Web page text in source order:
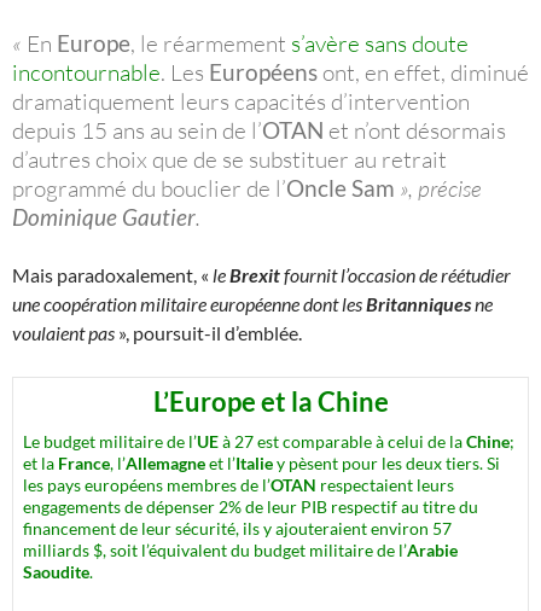
« En Europe, le réarmement s’avère sans doute
incontournable. Les Européens ont, en effet, diminué
dramatiquement leurs capacités d’intervention
depuis 15 ans au sein de l’OTAN et n’ont désormais
d’autres choix que de se substituer au retrait
programmé du bouclier de l’Oncle Sam », précise
Dominique Gautier.
Mais paradoxalement, « leBrexitfournit l’occasion de réétudier
une coopération militaire européenne dont lesBritanniquesne
voulaient pas », poursuit-il d’emblée.
L’Europe et la Chine
Le budget militaire de l’UEà 27 est comparable à celui de laChine;
et la France, l’Allemagneet l’Italiey pèsent pour les deux tiers. Si
les pays européens membres de l’OTAN respectaient leurs
engagements de dépenser 2% de leur PIB respectif au titre du
financement de leur sécurité, ils y ajouteraient environ 57
milliards $, soit l’équivalent du budget militaire de l’Arabie
Saoudite.